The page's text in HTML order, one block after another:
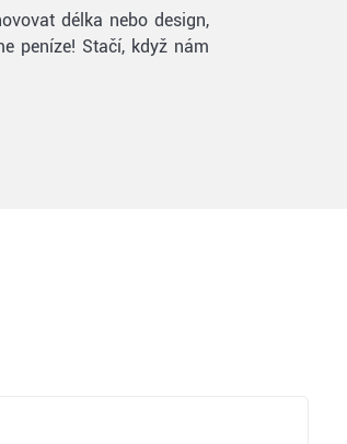
délka nebo design,
peníze! Stačí, když nám